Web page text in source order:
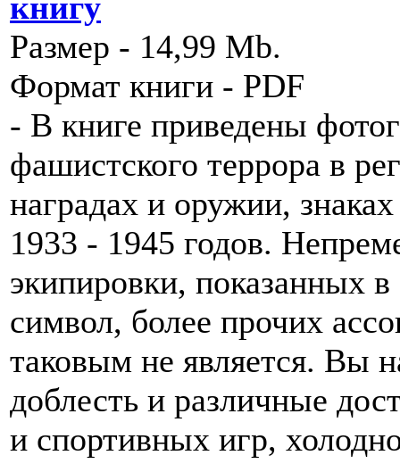
книгу
Размер - 14,99 Mb.
Формат книги - PDF
- В книге приведены
фашистского террора в
наградах и оружии,
1933 - 1945 годов.
экипировки, показанных в
символ, более прочих
таковым не является. Вы
доблесть и различные
и спортивных игр,